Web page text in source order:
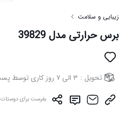
زیبایی و سلامت
برس حرارتی مدل 39829
تحویل : ۳ الی ۷ روز کاری توسط پست و تیپاکس
بفرست برای دوستات